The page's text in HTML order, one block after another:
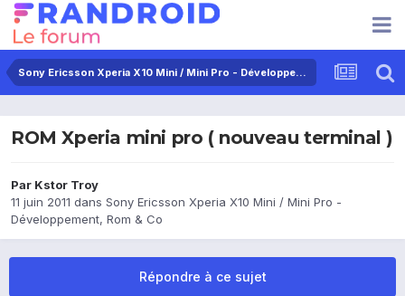
Sony Ericsson Xperia X10 Mini / Mini Pro - Développement, Rom & Co
ROM Xperia mini pro ( nouveau terminal )
Par Kstor Troy
11 juin 2011 dans Sony Ericsson Xperia X10 Mini / Mini Pro -
Développement, Rom & Co
Répondre à ce sujet